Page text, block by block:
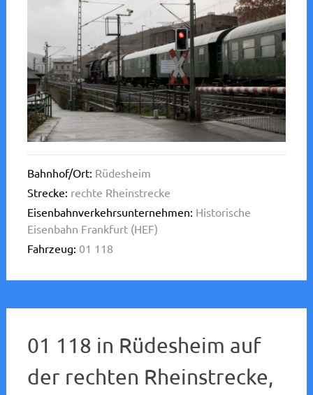
Bahnhof/Ort: Rüdesheim
Strecke: rechte Rheinstrecke
Eisenbahnverkehrsunternehmen: Historische
Eisenbahn Frankfurt (HEF)
Fahrzeug: 01 118
01 118 in Rüdesheim auf
der rechten Rheinstrecke,